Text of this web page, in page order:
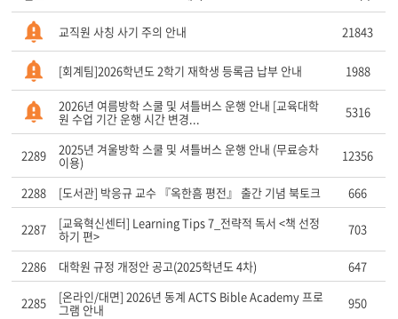
교직원 사칭 사기 주의 안내 21843
[회계팀]2026학년도 2학기 재학생 등록금 납부 안내 1988
2026년 여름방학 스쿨 및 셔틀버스 운행 안내 [교육대학
원 수업 기간 운행 시간 변경... 5316
2289 2025년 겨울방학 스쿨 및 셔틀버스 운행 안내 (무료승차
이용) 12356
2288 [도서관] 박응규 교수 『옥한흠 평전』 출간 기념 북토크 666
2287 [교육혁신센터] Learning Tips 7_전략적 독서 <책 선정
하기 편> 703
2286 대학원 규정 개정안 공고(2025학년도 4차) 647
2285 [온라인/대면] 2026년 동계 ACTS Bible Academy 프로
그램 안내 950